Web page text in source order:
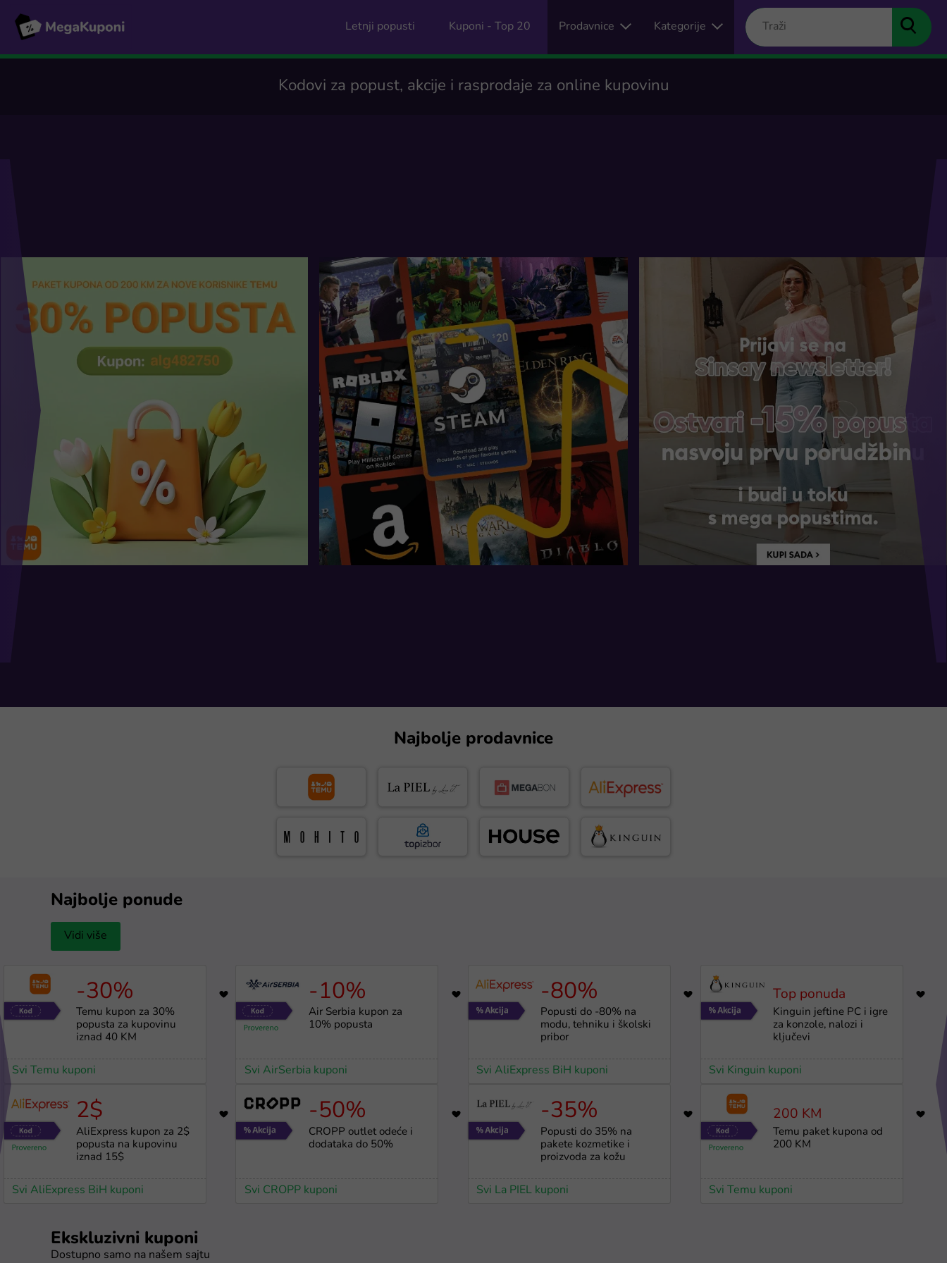
Letnji popusti Kuponi - Top 20 Prodavnice Kategorije
Kodovi za popust, akcije i rasprodaje za online kupovinu
Najbolje prodavnice
Najbolje ponude
Vidi više
-30% 17771
Temu kupon za 30%
popusta za kupovinu
iznad 40 KM
Svi Temu kuponi
2$ 1070
AliExpress kupon za 2$
popusta na kupovinu
iznad 15$
Svi AliExpress BiH kuponi
-10% 1122
Air Serbia kupon za
10% popusta
Svi AirSerbia kuponi
-50% 2897
CROPP outlet odeće i
dodataka do 50%
Svi CROPP kuponi
-80%
Popusti do -80% na
modu, tehniku i školski
pribor
Svi AliExpress BiH kuponi
-35%
Popusti do 35% na
pakete kozmetike i
proizvoda za kožu
Svi La PIEL kuponi
Top ponuda
Kinguin jeftine PC i igre
za konzole, nalozi i
ključevi
Svi Kinguin kuponi
200 KM
Temu paket kupona od
200 KM
Svi Temu kuponi
Ekskluzivni kuponi
Dostupno samo na našem sajtu